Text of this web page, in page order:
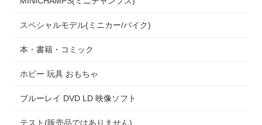
スペシャルモデル(ミニカー/バイク)
本・書籍・コミック
ホビー 玩具 おもちゃ
ブルーレイ DVD LD 映像ソフト
テスト(販売品ではありません)